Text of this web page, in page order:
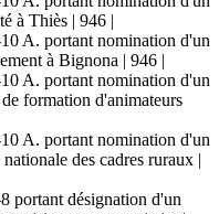
à Thiès | 946 |
A. portant nomination d'un
à Bignona | 946 |
A. portant nomination d'un
formation d'animateurs
A. portant nomination d'un
des cadres ruraux |
portant désignation d'un